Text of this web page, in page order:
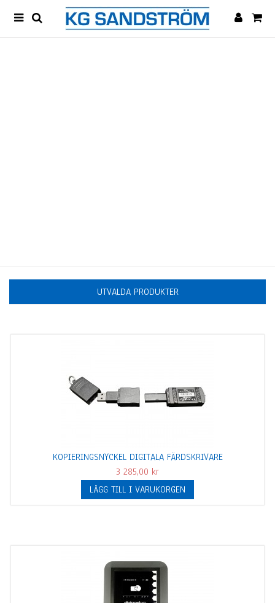
UTVALDA PRODUKTER
KOPIERINGSNYCKEL DIGITALA FÄRDSKRIVARE
3 285,00 kr
LÄGG TILL I VARUKORGEN